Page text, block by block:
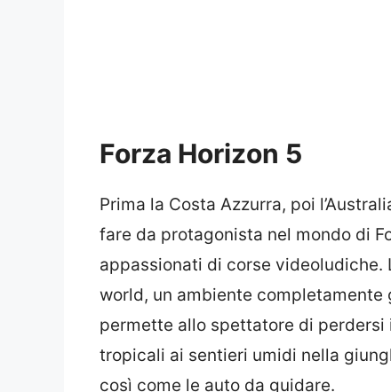
Forza Horizon 5
Prima la Costa Azzurra, poi
fare da protagonista nel mondo di
appassionati di corse videoludiche.
world, un ambiente
permette allo spettatore di perdersi
tropicali ai sentieri umidi nella
così come le auto da guidare.